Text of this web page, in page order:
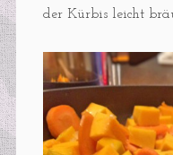
der Kürbis leicht